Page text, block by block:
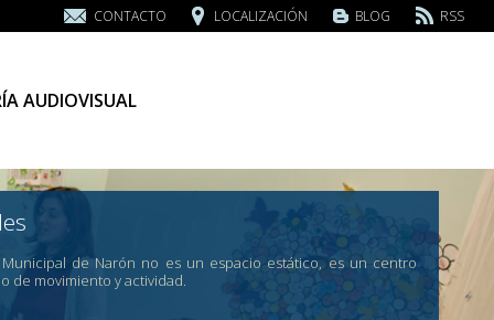
CONTACTO LOCALIZACIÓN BLOG RSS
AUDIOVISUAL
de Narón no es un espacio estático, es un centro
de movimiento y actividad.